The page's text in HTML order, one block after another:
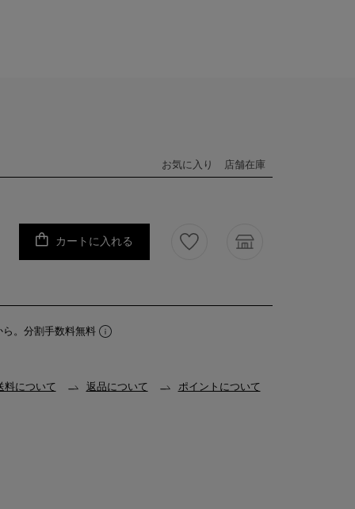
お気に入り 店舗在庫
カートに入れる
ら。分割手数料無料
料について 返品について ポイントについて